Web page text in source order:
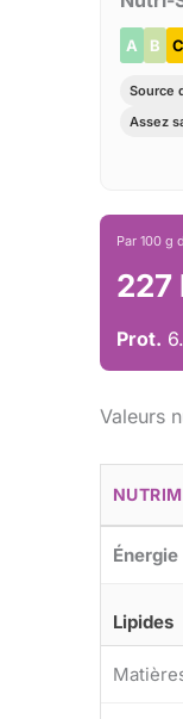
A B C
Source
Assez
Par 100 g
227
Prot.
Valeurs
Énergie
Lipides